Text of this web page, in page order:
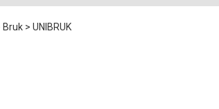
Bruk > UNIBRUK